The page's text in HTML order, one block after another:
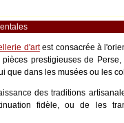
d'artest consacrée à
prestigieuses de
que dans les musées ou les
des traditions
fidèle, ou de les